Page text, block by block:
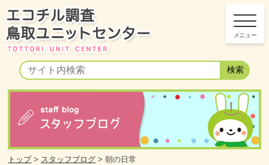
トップ> スタッフブログ > 朝の日常